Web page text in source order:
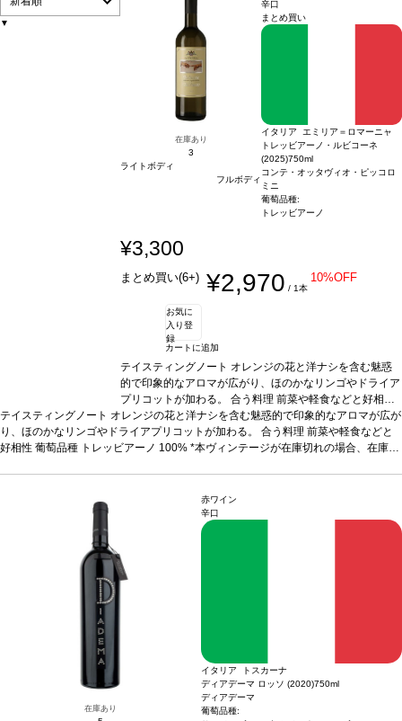
▼
在庫あり
3
ライトボディ
フルボディ
辛口
まとめ買い
イタリア エミリア＝ロマーニャ
トレッビアーノ・ルビコーネ
(2025)750ml
コンテ・オッタヴィオ・ピッコロ
ミニ
葡萄品種:
トレッビアーノ
¥3,300
まとめ買い(6+) ¥2,970 / 1本
10%OFF
お気に
入り登
録
カートに追加
テイスティングノート オレンジの花と洋ナシを含む魅惑
的で印象的なアロマが広がり、ほのかなリンゴやドライア
プリコットが加わる。合う料理前菜や軽食などと好相性
葡萄品種トレッビアーノ 100%*本ヴィンテージが在庫切
れの場合、在庫があり価格が同様の場合は自動的に次のヴ
ィンテージに変更されます、ご了承ください。
テイスティングノート オレンジの花と洋ナシを含む魅惑的で印象的なアロマが広が
り、ほのかなリンゴやドライアプリコットが加わる。 合う料理 前菜や軽食などと
好相性 葡萄品種 トレッビアーノ 100% *本ヴィンテージが在庫切れの場合、在庫が
在庫あり
赤ワイン
辛口
イタリア トスカーナ
ディアデーマ ロッソ (2020)750ml
ディアデーマ
葡萄品種: